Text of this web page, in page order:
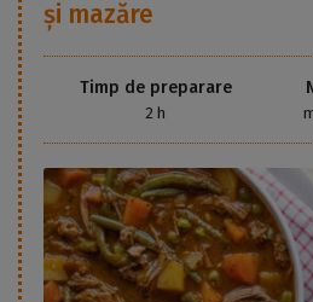
și mazăre
Timp de preparare
2 h